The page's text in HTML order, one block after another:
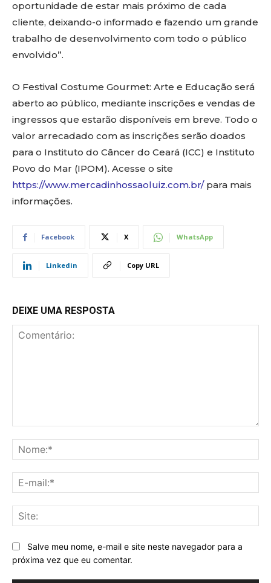
oportunidade de estar mais próximo de cada
cliente, deixando-o informado e fazendo um grande
trabalho de desenvolvimento com todo o público
envolvido”.
O Festival Costume Gourmet: Arte e Educação será
aberto ao público, mediante inscrições e vendas de
ingressos que estarão disponíveis em breve. Todo o
valor arrecadado com as inscrições serão doados
para o Instituto do Câncer do Ceará (ICC) e Instituto
Povo do Mar (IPOM). Acesse o site
https://www.mercadinhossaoluiz.com.br/para mais
informações.
Facebook X WhatsApp
Linkedin Copy URL
DEIXE UMA RESPOSTA
Salve meu nome, e-mail e site neste navegador para a
próxima vez que eu comentar.